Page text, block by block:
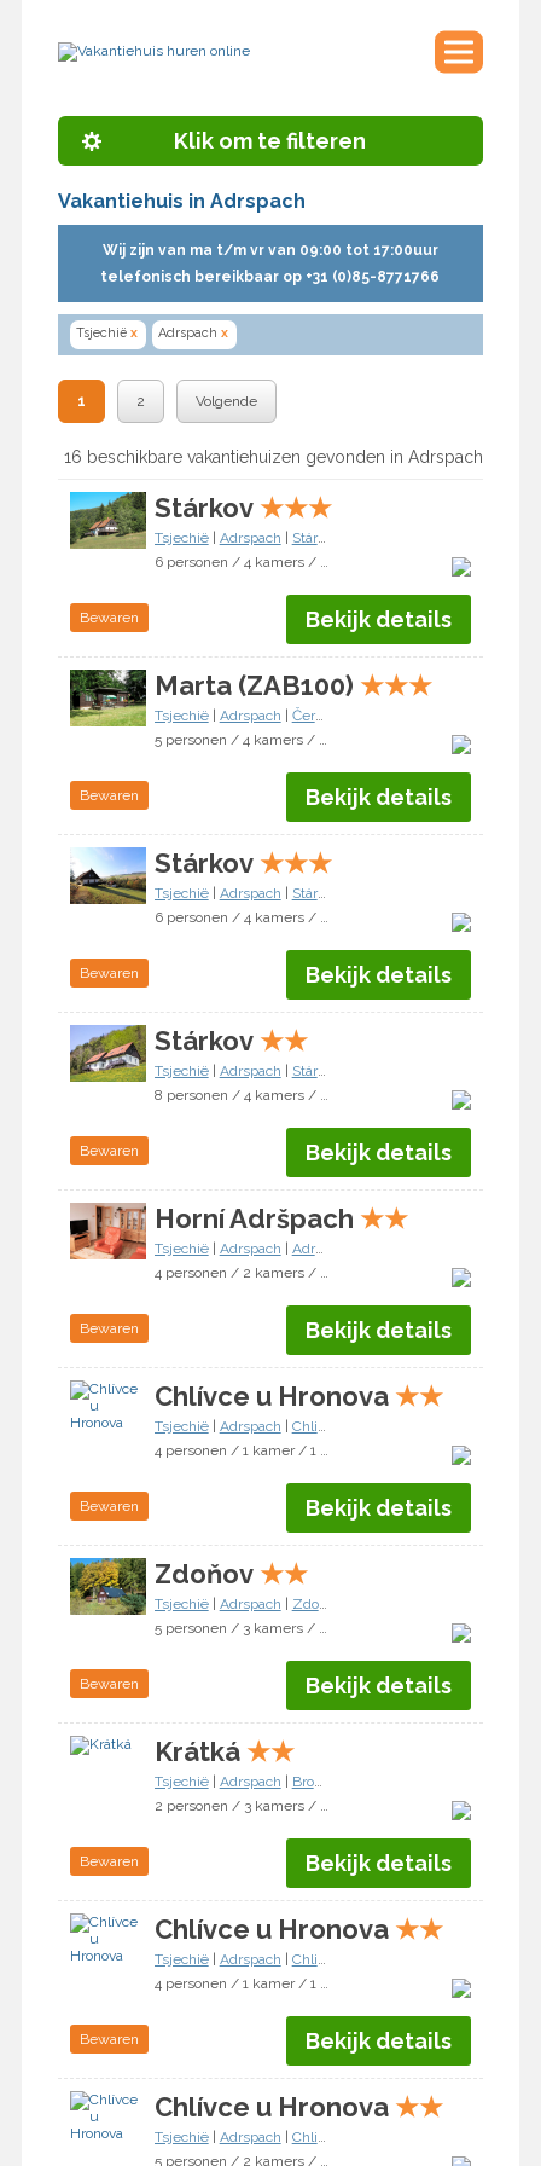
Klik om te filteren
Vakantiehuis in Adrspach
Wij zijn van ma t/m vr van 09:00 tot 17:00uur
telefonisch bereikbaar op +31 (0)85-8771766
Tsjechië x Adrspach x
1 2 Volgende
16 beschikbare vakantiehuizen gevonden in Adrspach
Stárkov ★★★
Tsjechië| Adrspach
Stárkov
6 personen / 4 kamers / 3 slaapkamers
Bewaren Bekijk details
Marta (ZAB100) ★★★
Tsjechië| Adrspach
Červený Kostelec
5 personen / 4 kamers / 3 slaapkamers
Bewaren Bekijk details
Stárkov ★★★
Tsjechië| Adrspach
Stárkov
6 personen / 4 kamers / 3 slaapkamers
Bewaren Bekijk details
Stárkov ★★
Tsjechië| Adrspach
Stárkov
8 personen / 4 kamers / 3 slaapkamers
Bewaren Bekijk details
Horní Adršpach ★★
Tsjechië| Adrspach
Adršpach
4 personen / 2 kamers / 1 slaapkamer
Bewaren Bekijk details
Chlívce u Hronova ★★
Tsjechië| Adrspach
Chlivce
4 personen / 1 kamer / 1 slaapkamer
Bewaren Bekijk details
Zdoňov ★★
Tsjechië| Adrspach
Zdonov
5 personen / 3 kamers / 2 slaapkamers
Bewaren Bekijk details
Krátká ★★
Tsjechië| Adrspach
Broumov
2 personen / 3 kamers / 2 slaapkamers
Bewaren Bekijk details
Chlívce u Hronova ★★
Tsjechië| Adrspach
Chlivce
4 personen / 1 kamer / 1 slaapkamer
Bewaren Bekijk details
Chlívce u Hronova ★★
Tsjechië| Adrspach
Chlivce
5 personen / 2 kamers / 1 slaapkamer